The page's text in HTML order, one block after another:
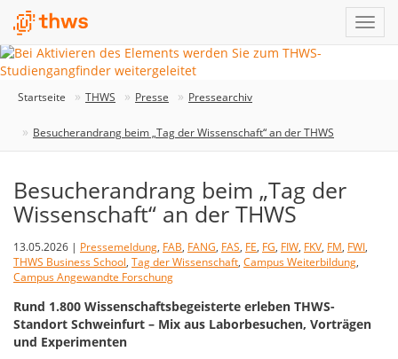
Startseite THWS Presse Pressearchiv
Besucherandrang beim „Tag der Wissenschaft“ an der THWS
Besucherandrang beim „Tag der
Wissenschaft“ an der THWS
13.05.2026 | Pressemeldung, FAB, FANG, FAS, FE, FG, FIW, FKV, FM, FWI,
THWS Business School, Tag der Wissenschaft, Campus Weiterbildung,
Campus Angewandte Forschung
Rund 1.800 Wissenschaftsbegeisterte erleben THWS-
Standort Schweinfurt – Mix aus Laborbesuchen, Vorträgen
und Experimenten